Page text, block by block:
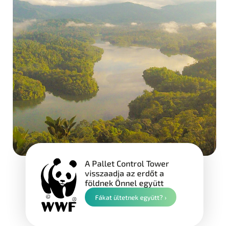
A Pallet Control Tower
visszaadja az erdőt a
földnek Önnel együtt
Fákat ültetnek együtt? ›